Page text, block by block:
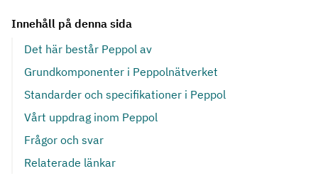
Innehåll på denna sida
Det här består Peppol av
Grundkomponenter i Peppolnätverket
Standarder och specifikationer i Peppol
Vårt uppdrag inom Peppol
Frågor och svar
Relaterade länkar